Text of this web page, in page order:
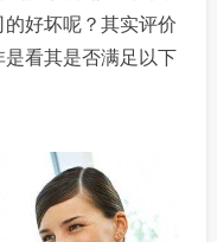
好坏呢？其实评价
看其是否满足以下